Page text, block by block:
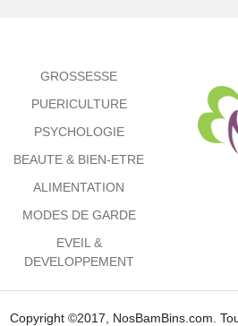
GROSSESSE
PUERICULTURE
PSYCHOLOGIE
BEAUTE & BIEN-ETRE
ALIMENTATION
MODES DE GARDE
EVEIL &
DEVELOPPEMENT
Copyright ©2017, NosBamBins.com.